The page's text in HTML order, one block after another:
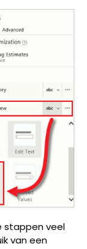
stappen veel
van een